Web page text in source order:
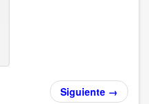
Siguiente →